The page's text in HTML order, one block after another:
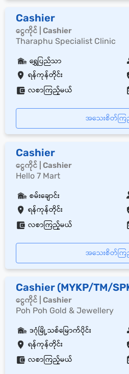
Cashier
ငွေကိုင် | Cashier
Tharaphu Specialist Clinic
ရန်ကုန်တိုင်း
ရွှေပြည်သာ
လစာကြည့်မယ်
အသေးစိတ်ကြ
Cashier
ငွေကိုင် | Cashier
Hello 7 Mart
ရန်ကုန်တိုင်း
စမ်းချောင်း
လစာကြည့်မယ်
အသေးစိတ်ကြ
Cashier (MYKP/TM/
ငွေကိုင် | Cashier
Poh Poh Gold & Jewellery
ရန်ကုန်တိုင်း
ဒဂုံမြို့သစ်မြောက်ပိုင်း
လစာကြည့်မယ်